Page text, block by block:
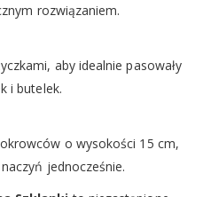
rozwiązaniem.
aby idealnie pasowały
i butelek.
o wysokości 15 cm,
jednocześnie.